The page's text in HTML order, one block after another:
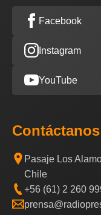
Facebook
Instagram
YouTube
Contáctanos
Pasaje Los
Chile
+56 (61) 2 260